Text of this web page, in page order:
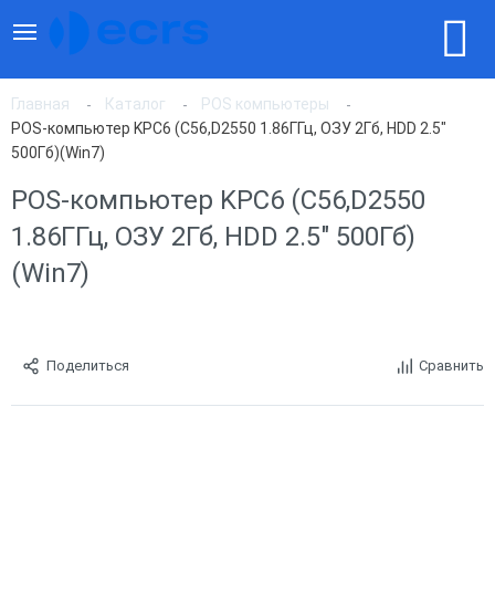
Главная Каталог
POS компьютеры
POS-компьютер KPC6 (С56,D2550 1.86ГГц, ОЗУ 2Гб, HDD 2.5"
500Гб)(Win7)
POS-компьютер KPC6 (С56,D2550
1.86ГГц, ОЗУ 2Гб, HDD 2.5" 500Гб)
(Win7)
Поделиться Сравнить